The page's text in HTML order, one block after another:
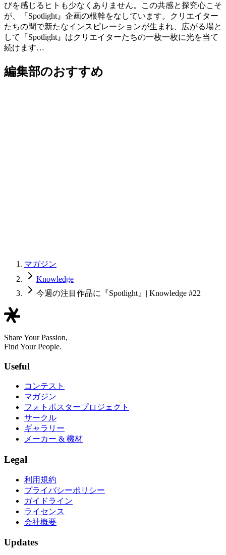
びを感じるヒトも少なくありません。この共感と探究心こそ
が、『Spotlight』企画の根幹をなしています。クリエイター
たちの間で新たなインスピレーションが生まれ、広がる場と
して『Spotlight』はクリエイターたちの一枚一枚に光を当て
続けます…
編集部のおすすめ
マガジン
Knowledge
今週の注目作品に『Spotlight』| Knowledge #22
Share Your Passion,
Find Your People.
Useful
コンテスト
マガジン
フォトポスタープロジェクト
サークル
ギャラリー
メーカー & 機材
Legal
利用規約
プライバシーポリシー
ガイドライン
ライセンス
会社概要
Updates